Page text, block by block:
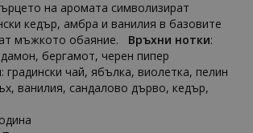
на аромата символизират
кедър, амбра и ванилия в базовите
мъжкото обаяние. Връхни нотки:
бергамот, черен пипер
: градински чай, ябълка, виолетка, пелин
ванилия, сандалово дърво, кедър,